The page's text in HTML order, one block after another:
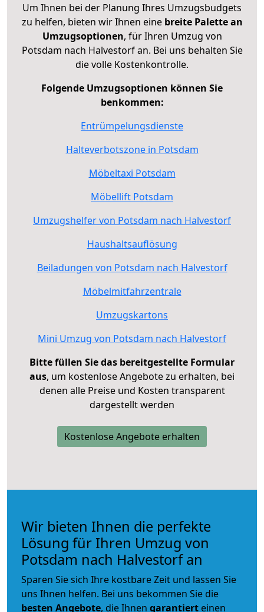
Um Ihnen bei der Planung Ihres Umzugsbudgets
zu helfen, bieten wir Ihnen eine breite Palette an
Umzugsoptionen, für Ihren Umzug von
Potsdam nach Halvestorf an. Bei uns behalten Sie
die volle Kostenkontrolle.
Folgende Umzugsoptionen können Sie
benkommen:
Entrümpelungsdienste
Halteverbotszone in Potsdam
Möbeltaxi Potsdam
Möbellift Potsdam
Umzugshelfer von Potsdam nach Halvestorf
Haushaltsauflösung
Beiladungen von Potsdam nach Halvestorf
Möbelmitfahrzentrale
Umzugskartons
Mini Umzug von Potsdam nach Halvestorf
Bitte füllen Sie das bereitgestellte Formular
aus, um kostenlose Angebote zu erhalten, bei
denen alle Preise und Kosten transparent
dargestellt werden
Kostenlose Angebote erhalten
Wir bieten Ihnen die perfekte
Lösung für Ihren Umzug von
Potsdam nach Halvestorf an
Sparen Sie sich Ihre kostbare Zeit und lassen Sie
uns Ihnen helfen. Bei uns bekommen Sie die
besten Angebote, die Ihnen garantiert einen